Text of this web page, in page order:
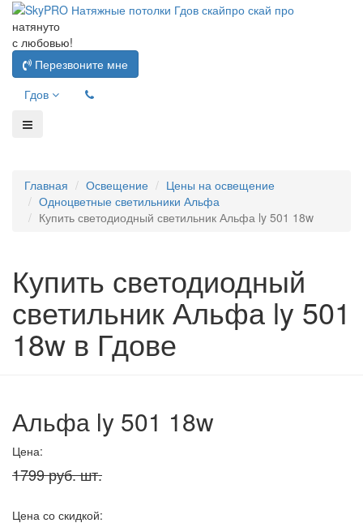
натянуто
с любовью!
Перезвоните мне
Гдов
Главная Освещение
Цены на освещение
Одноцветные светильники Альфа
Купить светодиодный светильник Альфа ly 501 18w
Купить светодиодный
светильник Альфа ly 501
18w в Гдове
Альфа ly 501 18w
Цена:
1799 руб. шт.
Цена со скидкой: